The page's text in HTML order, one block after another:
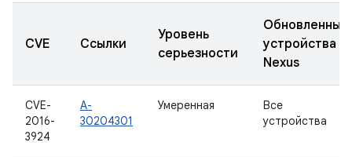
CVE Ссылки
Уровень
серьезности
Обновленные
устройства
Nexus
CVE-
2016-
3924
A-
30204301
Умеренная
Все
устройства